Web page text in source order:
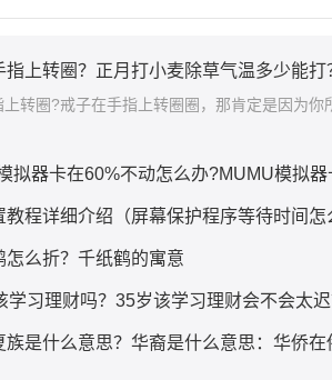
指上转圈？正月打小麦除草气温多少能打
转圈?戒子在手指上转圈圈，那肯定是因为你
拟器卡在60%不动怎么办?MUMU模拟
教程详细介绍（屏幕保护程序等待时间
么折？千纸鹤的寓意
学习理财吗？35岁该学习理财会不会太迟
族是什么意思？华裔是什么意思：华侨